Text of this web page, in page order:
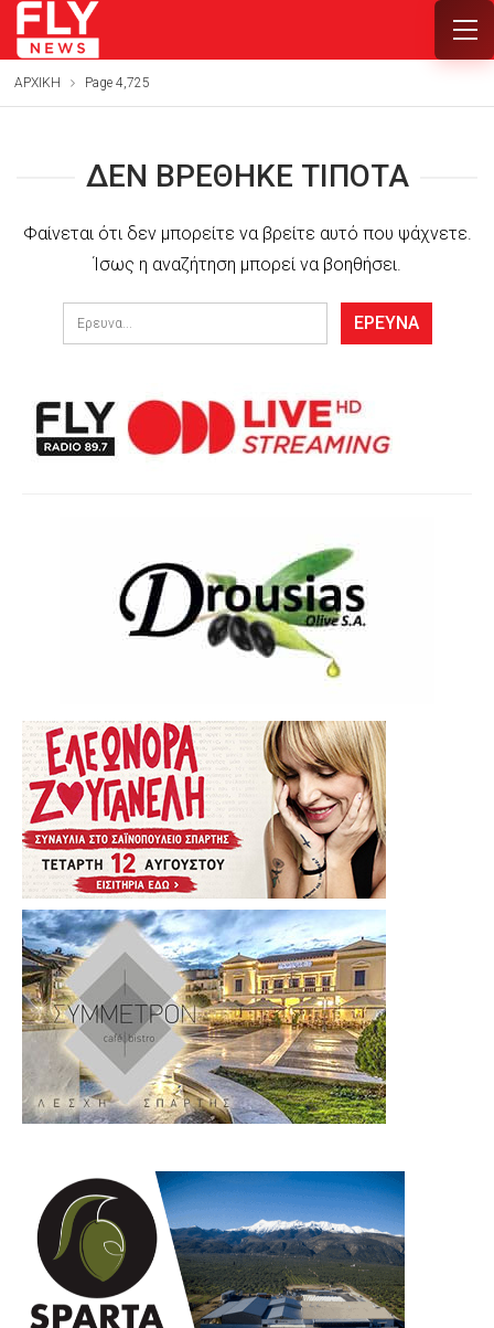
ΑΡΧΙΚΗ Page 4,725
ΔΕΝ ΒΡΈΘΗΚΕ ΤΊΠΟΤΑ
Φαίνεται ότι δεν μπορείτε να βρείτε αυτό που ψάχνετε.
Ίσως η αναζήτηση μπορεί να βοηθήσει.